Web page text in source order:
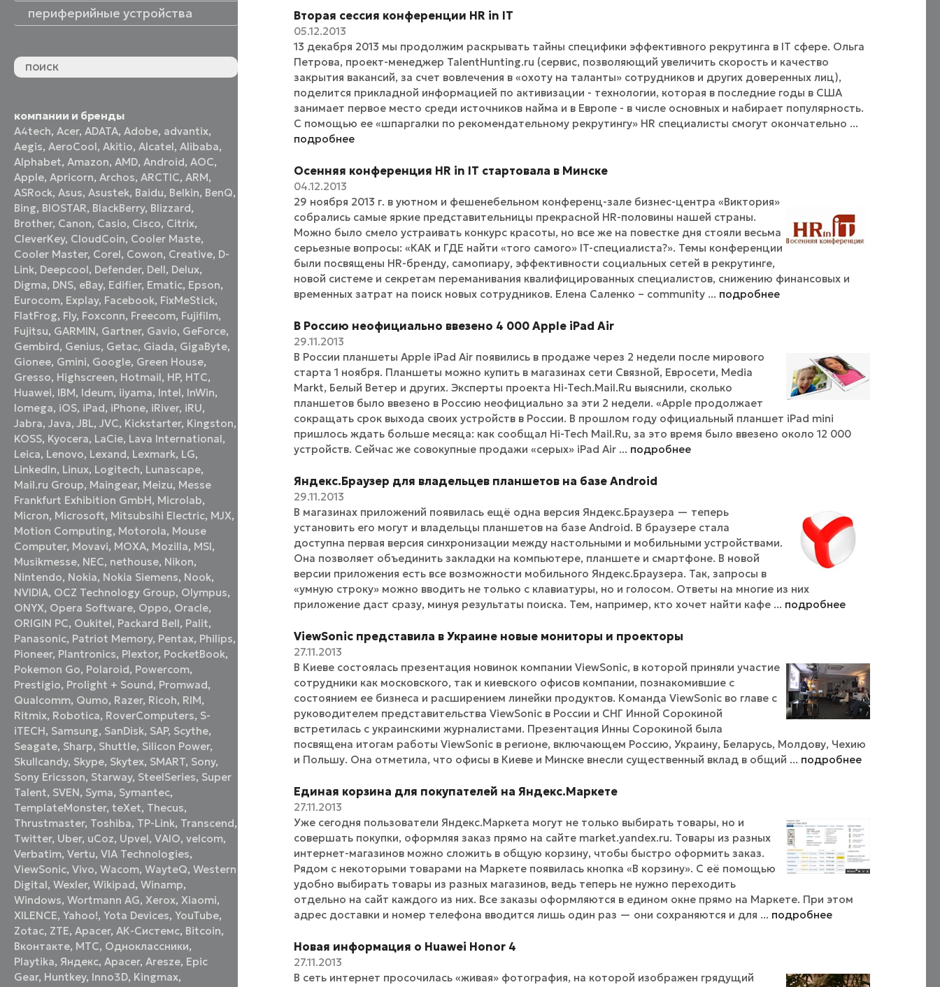
периферийные устройства
компании и бренды
A4tech,Acer,ADATA,Adobe, advantix,
Aegis,AeroCool,Akitio,Alcatel,Alibaba,
Alphabet,Amazon,AMD,Android,AOC,
Apple,Apricorn,Archos,ARCTIC,ARM,
ASRock,Asus,Asustek, Baidu, Belkin, BenQ,
Bing, BIOSTAR, BlackBerry, Blizzard,
Brother, Canon, Casio, Cisco, Citrix,
CleverKey, CloudCoin, Cooler Maste,
Cooler Master, Corel, Cowon, Creative, D-
Link, Deepcool, Defender, Dell, Delux,
Digma, DNS, eBay, Edifier, Ematic, Epson,
Eurocom, Explay, Facebook, FixMeStick,
FlatFrog, Fly, Foxconn, Freecom, Fujifilm,
Fujitsu, GARMIN, Gartner, Gavio, GeForce,
Gembird, Genius, Getac, Giada, GigaByte,
Gionee, Gmini, Google, Green House,
Gresso, Highscreen, Hotmail, HP, HTC,
Huawei, IBM, Ideum, iiyama, Intel, InWin,
Iomega, iOS, iPad, iPhone, iRiver, iRU,
Jabra,Java,JBL,JVC, Kickstarter, Kingston,
KOSS, Kyocera, LaCie, Lava International,
Leica, Lenovo, Lexand, Lexmark, LG,
LinkedIn, Linux, Logitech, Lunascape,
Mail.ru Group, Maingear, Meizu, Messe
Frankfurt Exhibition GmbH, Microlab,
Micron, Microsoft, Mitsubsihi Electric, MJX,
Motion Computing, Motorola, Mouse
Computer, Movavi, MOXA, Mozilla, MSI,
Musikmesse, NEC, nethouse, Nikon,
Nintendo, Nokia, Nokia Siemens, Nook,
NVIDIA, OCZ Technology Group, Olympus,
ONYX, Opera Software, Oppo, Oracle,
ORIGIN PC, Oukitel, Packard Bell, Palit,
Panasonic, Patriot Memory, Pentax, Philips,
Pioneer, Plantronics, Plextor, PocketBook,
Pokemon Go, Polaroid, Powercom,
Prestigio, Prolight + Sound, Promwad,
Qualcomm, Qumo, Razer, Ricoh, RIM,
Ritmix, Robotica, RoverComputers, S-
iTECH, Samsung, SanDisk, SAP, Scythe,
Seagate, Sharp, Shuttle, Silicon Power,
Skullcandy, Skype, Skytex, SMART, Sony,
Sony Ericsson, Starway, SteelSeries, Super
Talent, SVEN, Syma, Symantec,
TemplateMonster,teXet, Thecus,
Thrustmaster, Toshiba, TP-Link, Transcend,
Twitter, Uber, uCoz, Upvel,VAIO,velcom,
Verbatim,Vertu,VIA Technologies,
ViewSonic,Vivo,Wacom,WayteQ,Western
Digital,Wexler,Wikipad,Winamp,
Windows,Wortmann AG,Xerox,Xiaomi,
XILENCE,Yahoo!,Yota Devices,YouTube,
Zotac, ZTE,Аpacer,АК-Системс, Вitcoin,
Вконтакте, МТС, Одноклассники,
Playtika, Яндекс,Apacer,Aresze, Epic
Gear, Huntkey, Inno3D, Kingmax,
Вторая сессия конференции HR in IT
05.12.2013
13 декабря 2013 мы продолжим раскрывать тайны специфики эффективного рекрутинга в IT сфере. Ольга
Петрова, проект-менеджер TalentHunting.ru (сервис, позволяющий увеличить скорость и качество
закрытия вакансий, за счет вовлечения в «охоту на таланты» сотрудников и других доверенных лиц),
поделится прикладной информацией по активизации - технологии, которая в последние годы в США
занимает первое место среди источников найма и в Европе - в числе основных и набирает популярность.
С помощью ее «шпаргалки по рекомендательному рекрутингу» HR специалисты смогут окончательно ...
подробнее
Осенняя конференция HR in IT стартовала в Минске
04.12.2013
29 ноября 2013 г. в уютном и фешенебельном конференц-зале бизнес-центра «Виктория»
собрались самые яркие представительницы прекрасной HR-половины нашей страны.
Можно было смело устраивать конкурс красоты, но все же на повестке дня стояли весьма
серьезные вопросы: «КАК и ГДЕ найти «того самого» IT-специалиста?». Темы конференции
были посвящены HR-бренду, самопиару, эффективности социальных сетей в рекрутинге,
новой системе и секретам переманивания квалифицированных специалистов, снижению финансовых и
временных затрат на поиск новых сотрудников. Елена Саленко – community ... подробнее
В Россию неофициально ввезено 4 000 Apple iPad Air
29.11.2013
В России планшеты Apple iPad Air появились в продаже через 2 недели после мирового
старта 1 ноября. Планшеты можно купить в магазинах сети Связной, Евросети, Media
Markt, Белый Ветер и других. Эксперты проекта Hi-Tech.Mail.Ru выяснили, сколько
планшетов было ввезено в Россию неофициально за эти 2 недели. «Apple продолжает
сокращать срок выхода своих устройств в России. В прошлом году официальный планшет iPad mini
пришлось ждать больше месяца: как сообщал Hi-Tech Mail.Ru, за это время было ввезено около 12 000
устройств. Сейчас же совокупные продажи «серых» iPad Air ... подробнее
Яндекс.Браузер для владельцев планшетов на базе Android
29.11.2013
В магазинах приложений появилась ещё одна версия Яндекс.Браузера — теперь
установить его могут и владельцы планшетов на базе Android. В браузере стала
доступна первая версия синхронизации между настольными и мобильными устройствами.
Она позволяет объединить закладки на компьютере, планшете и смартфоне. В новой
версии приложения есть все возможности мобильного Яндекс.Браузера. Так, запросы в
«умную строку» можно вводить не только с клавиатуры, но и голосом. Ответы на многие из них
приложение даст сразу, минуя результаты поиска. Тем, например, кто хочет найти кафе ... подробнее
ViewSonic представила в Украине новые мониторы и проекторы
27.11.2013
В Киеве состоялась презентация новинок компании ViewSonic, в которой приняли участие
сотрудники как московского, так и киевского офисов компании, познакомившие с
состоянием ее бизнеса и расширением линейки продуктов. Команда ViewSonic во главе с
руководителем представительства ViewSonic в России и СНГ Инной Сорокиной
встретилась с украинскими журналистами. Презентация Инны Сорокиной была
посвящена итогам работы ViewSonic в регионе, включающем Россию, Украину, Беларусь, Молдову, Чехию
и Польшу. Она отметила, что офисы в Киеве и Минске внесли существенный вклад в общий ... подробнее
Единая корзина для покупателей на Яндекс.Маркете
27.11.2013
Уже сегодня пользователи Яндекс.Маркета могут не только выбирать товары, но и
совершать покупки, оформляя заказ прямо на сайте market.yandex.ru. Товары из разных
интернет-магазинов можно сложить в общую корзину, чтобы быстро оформить заказ.
Рядом с некоторыми товарами на Маркете появилась кнопка «В корзину». С её помощью
удобно выбирать товары из разных магазинов, ведь теперь не нужно переходить
отдельно на сайт каждого из них. Все заказы оформляются в едином окне прямо на Маркете. При этом
адрес доставки и номер телефона вводится лишь один раз — они сохраняются и для ... подробнее
Новая информация о Huawei Honor 4
27.11.2013
В сеть интернет просочилась «живая» фотография, на которой изображен грядущий